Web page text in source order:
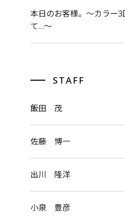
本日のお客様。〜カラー3
て…〜
STAFF
飯田 茂
佐藤 博一
出川 隆洋
小泉 豊彦